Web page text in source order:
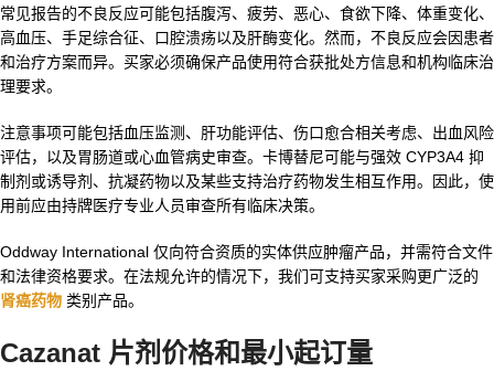
常见报告的不良反应可能包括腹泻、疲劳、恶心、食欲下降、体重变化、
高血压、手足综合征、口腔溃疡以及肝酶变化。然而，不良反应会因患者
和治疗方案而异。买家必须确保产品使用符合获批处方信息和机构临床治
理要求。
注意事项可能包括血压监测、肝功能评估、伤口愈合相关考虑、出血风险
评估，以及胃肠道或心血管病史审查。卡博替尼可能与强效 CYP3A4 抑
制剂或诱导剂、抗凝药物以及某些支持治疗药物发生相互作用。因此，使
用前应由持牌医疗专业人员审查所有临床决策。
Oddway International 仅向符合资质的实体供应肿瘤产品，并需符合文件
和法律资格要求。在法规允许的情况下，我们可支持买家采购更广泛的
肾癌药物 类别产品。
Cazanat 片剂价格和最小起订量